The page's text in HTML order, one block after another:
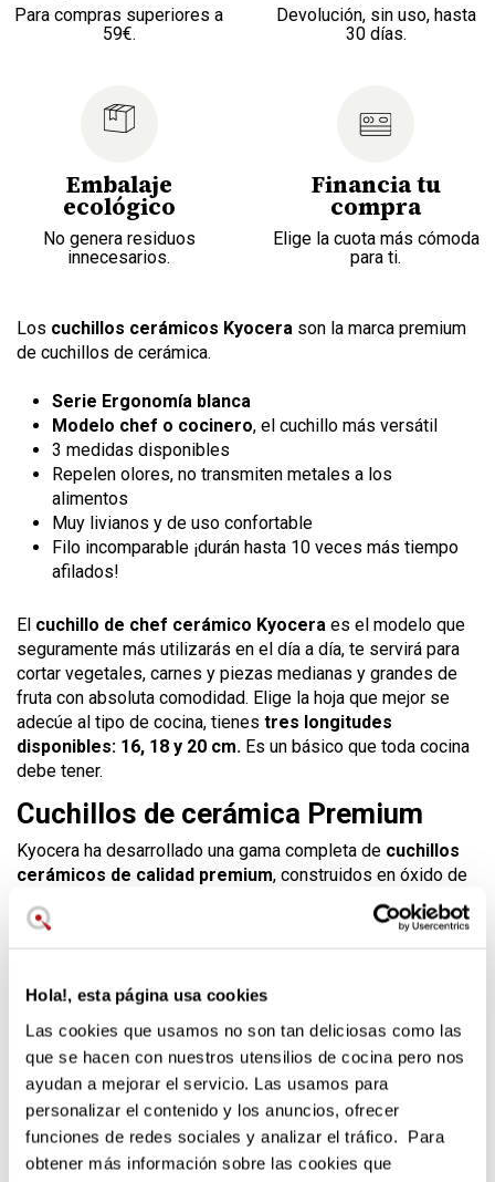
Hola!, esta página usa cookies
Las cookies que usamos no son tan deliciosas como las
que se hacen con nuestros utensilios de cocina pero nos
ayudan a mejorar el servicio. Las usamos para
personalizar el contenido y los anuncios, ofrecer
funciones de redes sociales y analizar el tráfico. Para
obtener más información sobre las cookies que
Para compras superiores a
59€.
Devolución, sin uso, hasta
30 días.
Embalaje
ecológico
No genera residuos
innecesarios.
Financia tu
compra
Elige la cuota más cómoda
para ti.
Los cuchillos cerámicos Kyocera son la marca premium
de cuchillos de cerámica.
Serie Ergonomía blanca
Modelo chef o cocinero, el cuchillo más versátil
3 medidas disponibles
Repelen olores, no transmiten metales a los
alimentos
Muy livianos y de uso confortable
Filo incomparable ¡durán hasta 10 veces más tiempo
afilados!
El cuchillo de chef cerámico Kyocera es el modelo que
seguramente más utilizarás en el día a día, te servirá para
cortar vegetales, carnes y piezas medianas y grandes de
fruta con absoluta comodidad. Elige la hoja que mejor se
adecúe al tipo de cocina, tienes tres longitudes
disponibles: 16, 18 y 20 cm. Es un básico que toda cocina
debe tener.
Cuchillos de cerámica Premium
Kyocera ha desarrollado una gama completa de cuchillos
cerámicos de calidad premium, construidos en óxido de
circonio. La principal ventaja de este cuchillo de chef es
que tiene un filo extraordinario que durará años como el
vitaminas y propiedades intactas, son el complemento
ideal para una
y ecológica.
Otra gran ventaja de estos cuchillos de cerámica es que
son muy livianos por lo que podrás cortar con él durante
períodos de tiempo prolongados sin sentir el esfuerzo.
Los cuchillos de cerámica están ganando mucha
popularidad porque son capaces de efectuar un corte tan